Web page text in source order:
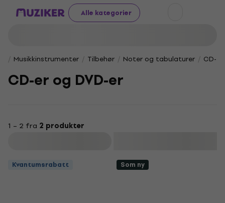
Alle kategorier
Musikkinstrumenter Tilbehør Noter og tabulaturer CD-
CD-er og DVD-er
1 – 2 fra 2 produkter
Kvantumsrabatt Som ny